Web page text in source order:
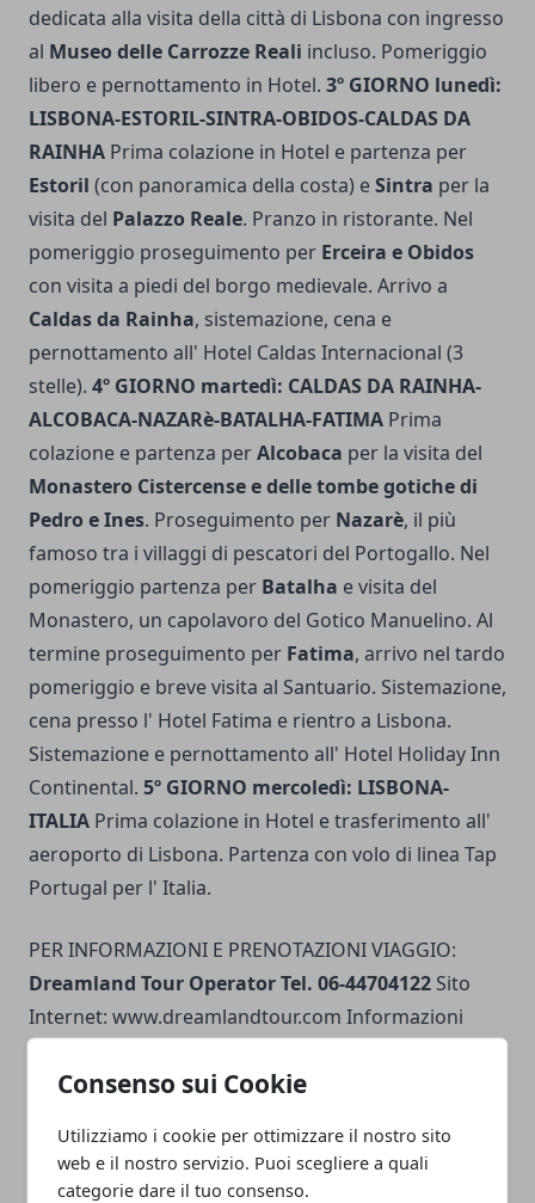
Consenso sui Cookie
Utilizziamo i cookie per ottimizzare il nostro sito
web e il nostro servizio. Puoi scegliere a quali
categorie dare il tuo consenso.
dedicata alla visita della città di Lisbona con ingresso
al Museo delle Carrozze Reali incluso. Pomeriggio
libero e pernottamento in Hotel. 3º GIORNO lunedì:
LISBONA-ESTORIL-SINTRA-OBIDOS-CALDAS DA
RAINHA Prima colazione in Hotel e partenza per
Estoril (con panoramica della costa) eSintra per la
visita del Palazzo Reale. Pranzo in ristorante. Nel
pomeriggio proseguimento per Erceira e Obidos
con visita a piedi del borgo medievale. Arrivo a
Caldas da Rainha, sistemazione, cena e
pernottamento all' Hotel Caldas Internacional (3
stelle). 4º GIORNO martedì: CALDAS DA RAINHA-
ALCOBACA-NAZARè-BATALHA-FATIMA Prima
colazione e partenza perAlcobaca per la visita del
Monastero Cistercense e delle tombe gotiche di
Pedro e Ines. Proseguimento per Nazarè, il più
famoso tra i villaggi di pescatori del Portogallo. Nel
pomeriggio partenza per Batalha e visita del
Monastero, un capolavoro del Gotico Manuelino. Al
termine proseguimento per Fatima, arrivo nel tardo
pomeriggio e breve visita al Santuario. Sistemazione,
cena presso l' Hotel Fatima e rientro a Lisbona.
Sistemazione e pernottamento all' Hotel Holiday Inn
Continental. 5º GIORNO mercoledì: LISBONA-
ITALIA Prima colazione in Hotel e trasferimento all'
aeroporto di Lisbona. Partenza con volo di linea Tap
Portugal per l' Italia.
PER INFORMAZIONI E PRENOTAZIONI VIAGGIO:
Dreamland Tour Operator Tel. 06-44704122 Sito
Internet: www.dreamlandtour.com Informazioni